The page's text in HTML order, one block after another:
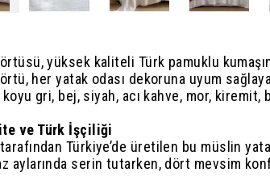
yüksek kaliteli Türk pamuklu
her yatak odası dekoruna uyum
koyu gri, bej, siyah, acı kahve, mor,
ve Türk İşçiliği
Türkiye’de üretilen bu müslin
aylarında serin tutarken, dört mevsim